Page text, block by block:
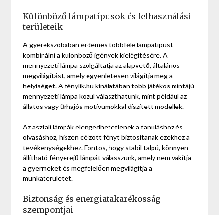
Különböző lámpatípusok és felhasználási
területeik
A gyerekszobában érdemes többféle lámpatípust
kombinálni a különböző igények kielégítésére. A
mennyezeti lámpa szolgáltatja az alapvető, általános
megvilágítást, amely egyenletesen világítja meg a
helyiséget. A fénylik.hu kínálatában több játékos mintájú
mennyezeti lámpa közül választhatunk, mint például az
állatos vagy űrhajós motívumokkal díszített modellek.
Az asztali lámpák elengedhetetlenek a tanuláshoz és
olvasáshoz, hiszen célzott fényt biztosítanak ezekhez a
tevékenységekhez. Fontos, hogy stabil talpú, könnyen
állítható fényerejű lámpát válasszunk, amely nem vakítja
a gyermeket és megfelelően megvilágítja a
munkaterületet.
Biztonság és energiatakarékosság
szempontjai